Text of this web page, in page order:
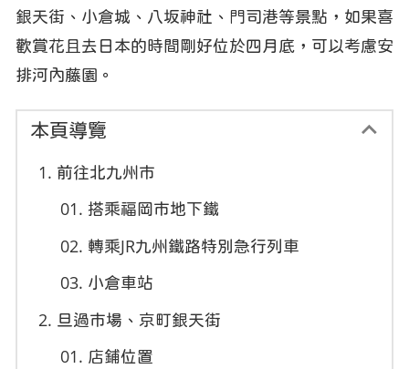
銀天街、小倉城、八坂神社、門司港等景點，如果喜
歡賞花且去日本的時間剛好位於四月底，可以考慮安
排河內藤園。
本頁導覽
前往北九州市
搭乘福岡市地下鐵
轉乘JR九州鐵路特別急行列車
小倉車站
旦過市場、京町銀天街
店鋪位置